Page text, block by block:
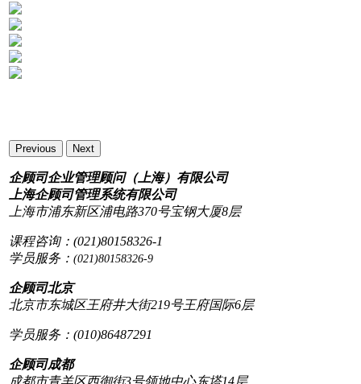
Previous Next
企顾司企业管理顾问（上海）有限公司
上海企顾司管理系统有限公司
上海市浦东新区浦电路370号宝钢大厦8层
课程咨询：(021)80158326-1
学员服务： (021)80158326-9
企顾司北京
北京市东城区王府井大街219号王府国际6层
学员服务：(010)86487291
企顾司成都
成都市青羊区西御街3号领地中心东塔14层